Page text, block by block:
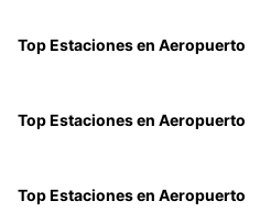
Top Estaciones en Aeropuerto
Top Estaciones en Aeropuerto
Top Estaciones en Aeropuerto